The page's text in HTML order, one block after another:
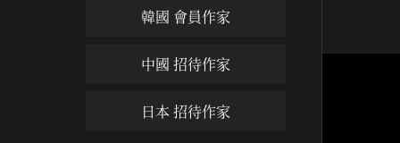
韓國 會員作家
中國 招待作家
日本 招待作家